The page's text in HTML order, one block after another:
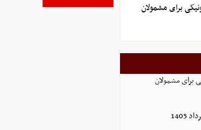
برای مشمولان
برای مشمولان